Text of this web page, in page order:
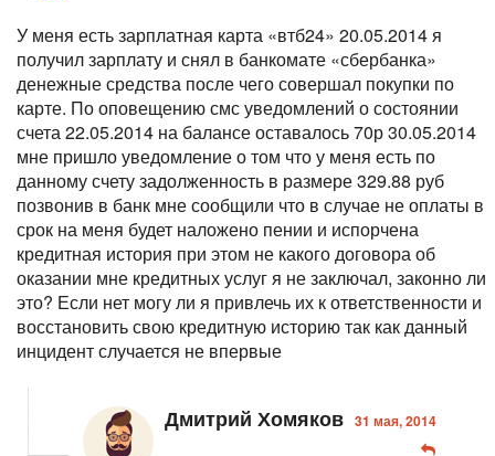
У меня есть зарплатная карта «втб24» 20.05.2014 я
получил зарплату и снял в банкомате «сбербанка»
денежные средства после чего совершал покупки по
карте. По оповещению смс уведомлений о состоянии
счета 22.05.2014 на балансе оставалось 70р 30.05.2014
мне пришло уведомление о том что у меня есть по
данному счету задолженность в размере 329.88 руб
позвонив в банк мне сообщили что в случае не оплаты в
срок на меня будет наложено пении и испорчена
кредитная история при этом не какого договора об
оказании мне кредитных услуг я не заключал, законно ли
это? Если нет могу ли я привлечь их к ответственности и
восстановить свою кредитную историю так как данный
инцидент случается не впервые
Дмитрий Хомяков 31 мая, 2014